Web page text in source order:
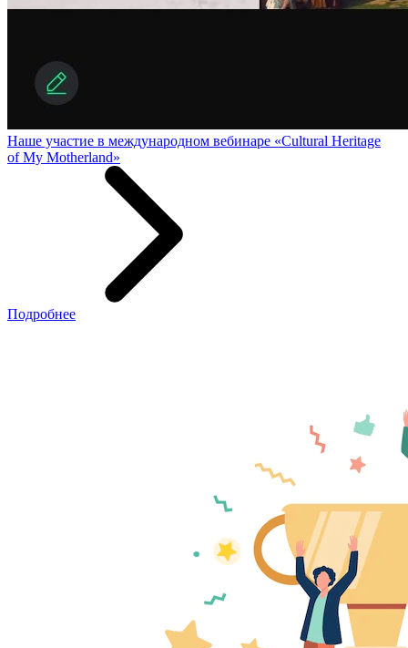
Наше участие в международном вебинаре «Cultural Heritage
of My Motherland»
Подробнее